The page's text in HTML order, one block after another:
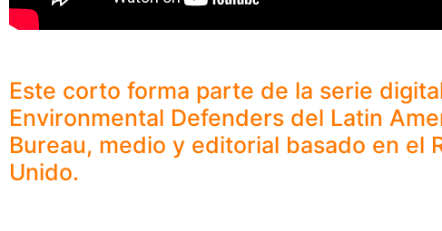
Este corto forma parte de la serie
Environmental Defenders del Latin
Bureau, medio y editorial basado en el
Unido.